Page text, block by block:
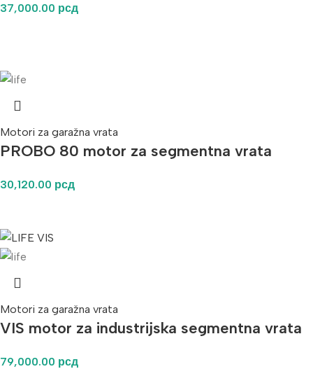
37,000.00 рсд
Motori za garažna vrata
PROBO 80 motor za segmentna vrata
30,120.00 рсд
Motori za garažna vrata
VIS motor za industrijska segmentna vrata
79,000.00 рсд